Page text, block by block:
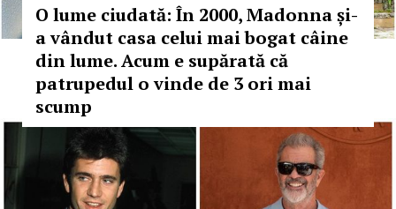
O lume ciudată: În 2000, Madonna și-
a vândut casa celui mai bogat câine
din lume. Acum e supărată că
patrupedul o vinde de 3 ori mai
scump